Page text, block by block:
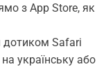
з App Store, як
дотиком Safari
українську або